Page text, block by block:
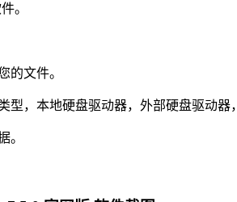
。
的文件。
型，本地硬盘驱动器，外部硬盘驱动
。